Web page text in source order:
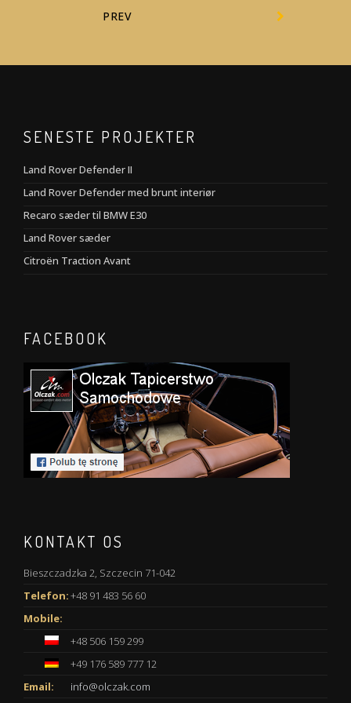
PREV
SENESTE PROJEKTER
Land Rover Defender II
Land Rover Defender med brunt interiør
Recaro sæder til BMW E30
Land Rover sæder
Citroën Traction Avant
FACEBOOK
KONTAKT OS
Bieszczadzka 2, Szczecin 71-042
Telefon:+48 91 483 56 60
Mobile:
+48 506 159 299
+49 176 589 777 12
Email:
info@olczak.com